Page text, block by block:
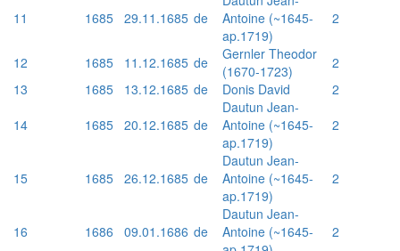
11 1685 29.11.1685 de
Antoine (~1645-
ap.1719)
2
12 1685 11.12.1685 de
Gernler Theodor
(1670-1723)
2
13
1685 13.12.1685 de Donis David
2
14
1685 20.12.1685 de
Dautun Jean-
Antoine (~1645-
ap.1719)
2
15 1685 26.12.1685 de
Dautun Jean-
Antoine (~1645-
ap.1719)
2
16 1686 09.01.1686 de
Dautun Jean-
Antoine (~1645-
2